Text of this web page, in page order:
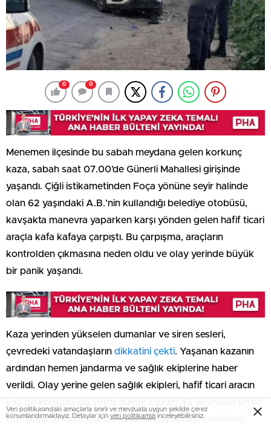
0 0
Menemen ilçesinde bu sabah meydana gelen korkunç
kaza, sabah saat 07.00’de Günerli Mahallesi girişinde
yaşandı. Çiğli istikametinden Foça yönüne seyir halinde
olan 62 yaşındaki A.B.’nin kullandığı belediye otobüsü,
kavşakta manevra yaparken karşı yönden gelen hafif ticari
araçla kafa kafaya çarpıştı. Bu çarpışma, araçların
kontrolden çıkmasına neden oldu ve olay yerinde büyük
bir panik yaşandı.
Kaza yerinden yükselen dumanlar ve siren sesleri,
çevredeki vatandaşların dikkatini çekti. Yaşanan kazanın
ardından hemen jandarma ve sağlık ekiplerine haber
verildi. Olay yerine gelen sağlık ekipleri, hafif ticari aracın
Dumanlar’ın kaza anında hayatını kaybettiğini belirledi.
Veri politikasındaki amaçlarla sınırlı ve mevzuata uygun şekilde çerez
konumlandırmaktayız. Detaylar için veri politikamızı inceleyebilirsiniz.